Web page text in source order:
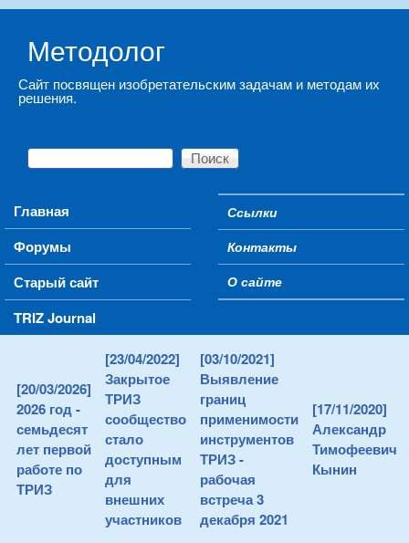
Методолог
Сайт посвящен изобретательским задачам и методам их
решения.
Форма поиска
Поиск
Main menu
Главная
Форумы
Старый сайт
TRIZ Journal
Secondary menu
Ссылки
Контакты
О сайте
[20/03/2026]
2026 год -
семьдесят
лет первой
работе по
ТРИЗ
[23/04/2022]
Закрытое
ТРИЗ
сообщество
стало
доступным
для
внешних
участников
[03/10/2021]
Выявление
границ
применимости
инструментов
ТРИЗ -
рабочая
встреча 3
декабря 2021
[17/11/2020]
Александр
Тимофеевич
Кынин